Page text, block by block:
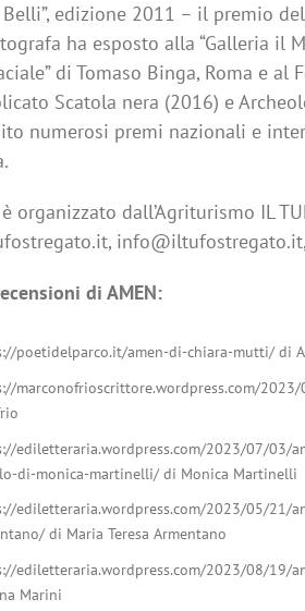
Belli”, edizione 2011 – il premio
ha esposto alla “Galleria il
di Tomaso Binga, Roma e al
Scatola nera (2016) e
numerosi premi nazionali e
è organizzato dall’Agriturismo IL
info@iltufostregato.it
di AMEN:
poetidelparco.it/amen-di-chiara-mutti/ di
marconofrioscrittore.wordpress.com/
ediletteraria.wordpress.com/2023/07/03/
di-monica-martinelli/ di Monica Martinelli
ediletteraria.wordpress.com/2023/05/21/
di Maria Teresa Armentano
ediletteraria.wordpress.com/2023/08/19/
Marini